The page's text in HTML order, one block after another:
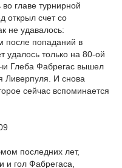
главе турнирной
открыл счет со
не удавалось:
после попаданий в
удалось только на 80-ой
Глеба Фабрегас вышел
Ливерпуля. И снова
сейчас вспоминается
последних лет,
и гол Фабрегаса,